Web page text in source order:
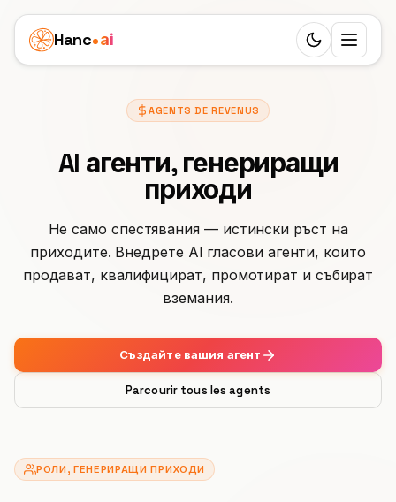
Hanc ai
Switch to
Преглед
Workflow
SIP транкове
Интеграции
ЗДРАВЕОПАЗВАНЕ
Ветеринар
Салон за красота
Занаяти
Агенция за недвижими имоти
Грижа за възрастни хора
Погребална агенция
Ветеринарна клиника
Цени
Ресурси
Блог
Документация
АКТУАЛИЗАЦИИ
White Label
ИЗГРАЖДАЙ Вход
AGENTS DE REVENUS
AI агенти, генериращи
приходи
Не само спестявания — истински ръст на
приходите. Внедрете AI гласови агенти, които
продават, квалифицират, промотират и събират
вземания.
Създайте вашия агент
Parcourir tous les agents
РОЛИ, ГЕНЕРИРАЩИ ПРИХОДИ